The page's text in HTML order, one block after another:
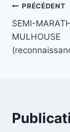
de
l’article
PRÉCÉDENT
SEMI-
MULHOUSE